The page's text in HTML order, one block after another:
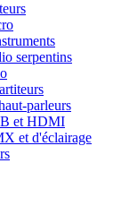
serpentins
parleurs
et HDMI
et d'éclairage